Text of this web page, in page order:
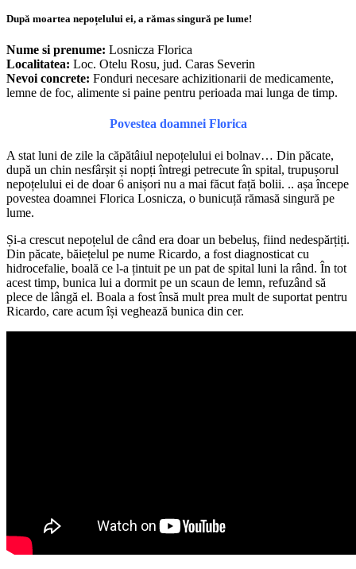
După moartea nepoțelului ei, a rămas singură pe lume!
Nume si prenume: Losnicza Florica
Localitatea: Loc. Otelu Rosu, jud. Caras Severin
Nevoi concrete: Fonduri necesare achizitionarii de medicamente,
lemne de foc, alimente si paine pentru perioada mai lunga de timp.
Povestea doamnei Florica
A stat luni de zile la căpătâiul nepoțelului ei bolnav… Din păcate,
după un chin nesfârșit și nopți întregi petrecute în spital, trupușorul
nepoțelului ei de doar 6 anișori nu a mai făcut față bolii. .. așa începe
povestea doamnei Florica Losnicza, o bunicuță rămasă singură pe
lume.
Și-a crescut nepoțelul de când era doar un bebeluș, fiind nedespărțiți.
Din păcate, băiețelul pe nume Ricardo, a fost diagnosticat cu
hidrocefalie, boală ce l-a țintuit pe un pat de spital luni la rând. În tot
acest timp, bunica lui a dormit pe un scaun de lemn, refuzând să
plece de lângă el. Boala a fost însă mult prea mult de suportat pentru
Ricardo, care acum își veghează bunica din cer.